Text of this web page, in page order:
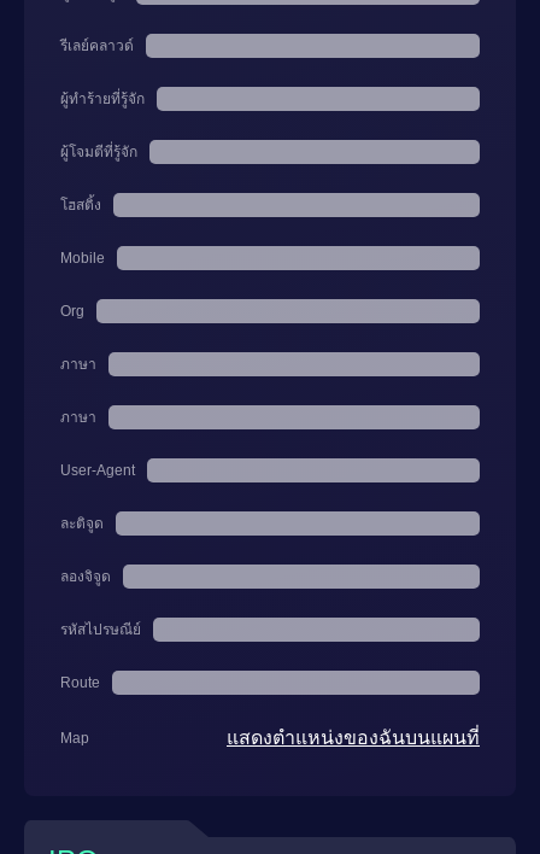
รีเลย์คลาวด์
ผู้ทำร้ายที่รู้จัก
ผู้โจมตีที่รู้จัก
โฮสติ้ง
Mobile
Org
ภาษา
ภาษา
User-Agent
ละติจูด
ลองจิจูด
รหัสไปรษณีย์
Route
Map แสดงตำแหน่งของฉันบนแผนที่